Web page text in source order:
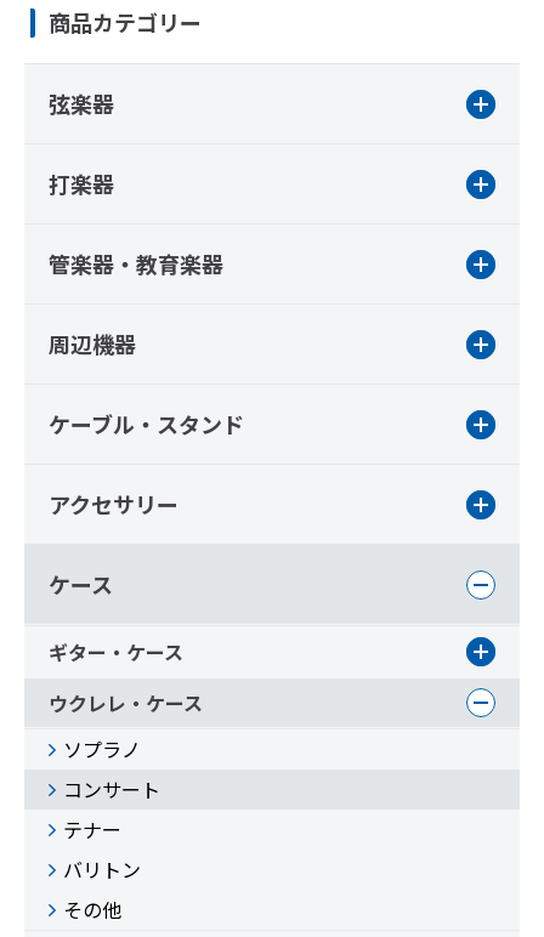
商品カテゴリー
弦楽器
打楽器
管楽器・教育楽器
周辺機器
ケーブル・スタンド
アクセサリー
ケース
ギター・ケース
ウクレレ・ケース
ソプラノ
コンサート
テナー
バリトン
その他